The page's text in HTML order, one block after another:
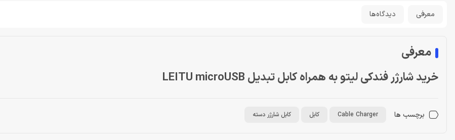
معرفی دیدگاه‌ها
معرفی
خرید شارژر فندکی لیتو به همراه کابل تبدیل LEITU microUSB
برچسب ها Cable Charger کابل کابل شارژر دسته